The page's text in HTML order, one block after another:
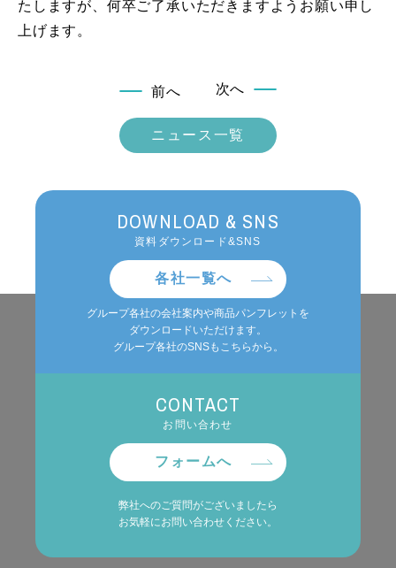
たしますが、何卒ご了承いただきますようお願い申し
上げます。
前へ
ニュース一覧
次へ
DOWNLOAD & SNS
資料ダウンロード&SNS
各社一覧へ
グループ各社の会社案内や商品パンフレットを
ダウンロードいただけます。
グループ各社のSNSもこちらから。
CONTACT
お問い合わせ
フォームへ
弊社へのご質問がございましたら
お気軽にお問い合わせください。